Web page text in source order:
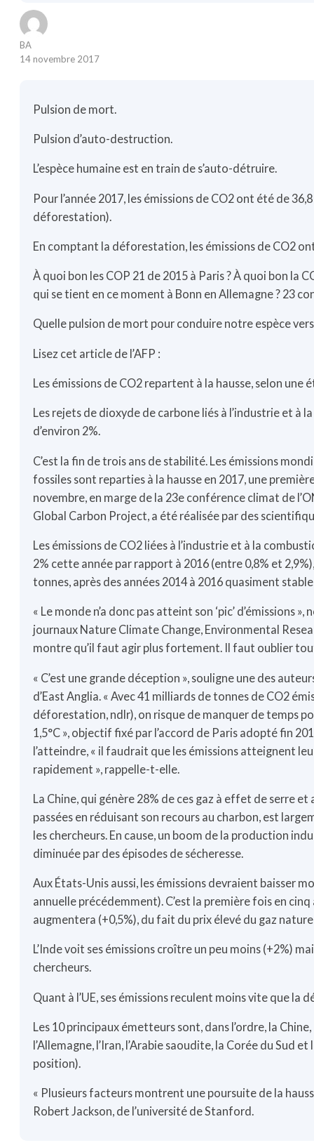
BA
14 novembre 2017
Pulsion de mort.
Pulsion d’auto-destruction.
L’espèce humaine est en train de s’auto-détruire.
Pour l’année 2017, les émissions de CO2 ont été de
déforestation).
En comptant la déforestation, les émissions de CO2
À quoi bon les COP 21 de 2015 à Paris ? À quoi bon la
qui se tient en ce moment à Bonn en Allemagne ? 23
Quelle pulsion de mort pour conduire notre espèce
Lisez cet article de l’AFP :
Les émissions de CO2 repartent à la hausse, selon une
Les rejets de dioxyde de carbone liés à l’industrie et à
d’environ 2%.
C’est la fin de trois ans de stabilité. Les émissions
fossiles sont reparties à la hausse en 2017, une
novembre, en marge de la 23e conférence climat de
Global Carbon Project, a été réalisée par des
Les émissions de CO2 liées à l’industrie et à la
2% cette année par rapport à 2016 (entre 0,8% et
tonnes, après des années 2014 à 2016 quasiment
« Le monde n’a donc pas atteint son ‘pic’ d’émissions
journaux Nature Climate Change, Environmental
montre qu’il faut agir plus fortement. Il faut oublier
« C’est une grande déception », souligne une des
d’East Anglia. « Avec 41 milliards de tonnes de CO2
déforestation, ndlr), on risque de manquer de temps
1,5°C », objectif fixé par l’accord de Paris adopté fin
l’atteindre, « il faudrait que les émissions atteignent
rapidement », rappelle-t-elle.
La Chine, qui génère 28% de ces gaz à effet de serre
passées en réduisant son recours au charbon, est
les chercheurs. En cause, un boom de la production
diminuée par des épisodes de sécheresse.
Aux États-Unis aussi, les émissions devraient baisser
annuelle précédemment). C’est la première fois en
augmentera (+0,5%), du fait du prix élevé du gaz
L’Inde voit ses émissions croître un peu moins (+2%)
chercheurs.
Quant à l’UE, ses émissions reculent moins vite que la
Les 10 principaux émetteurs sont, dans l’ordre, la
l’Allemagne, l’Iran, l’Arabie saoudite, la Corée du Sud
position).
« Plusieurs facteurs montrent une poursuite de la
Robert Jackson, de l’université de Stanford.